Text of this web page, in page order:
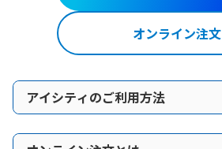
オンライン注文
アイシティのご利用方法